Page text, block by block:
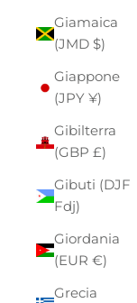
Giamaica
(JMD $)
Giappone
(JPY ¥)
Gibilterra
(GBP £)
Gibuti (DJF
Fdj)
Giordania
(EUR €)
Grecia